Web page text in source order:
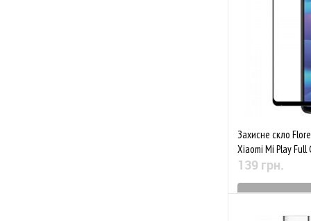
Захисне скло
Xiaomi Mi Play Full
139 грн.
Знятий